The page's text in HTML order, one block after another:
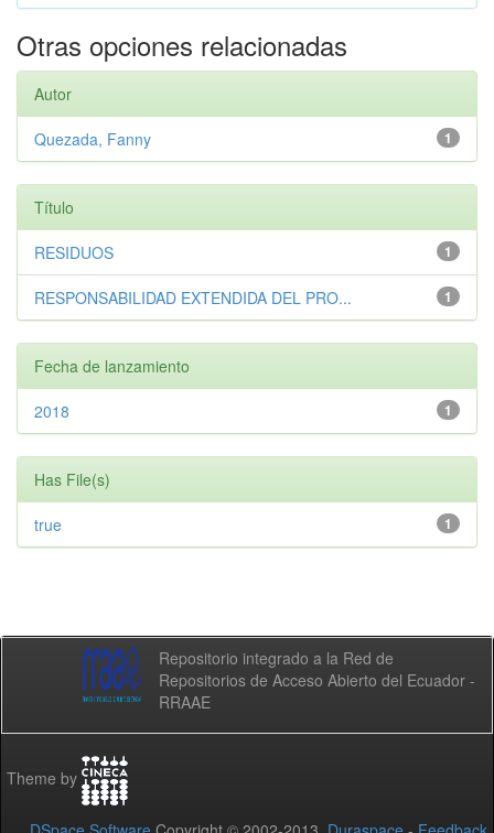
Otras opciones relacionadas
Autor
1
Quezada, Fanny
Título
1
RESIDUOS
1
RESPONSABILIDAD EXTENDIDA DEL PRO...
Fecha de lanzamiento
1
2018
Has File(s)
1
true
Repositorio integrado a la Red de
Repositorios de Acceso Abierto del Ecuador -
RRAAE
Theme by